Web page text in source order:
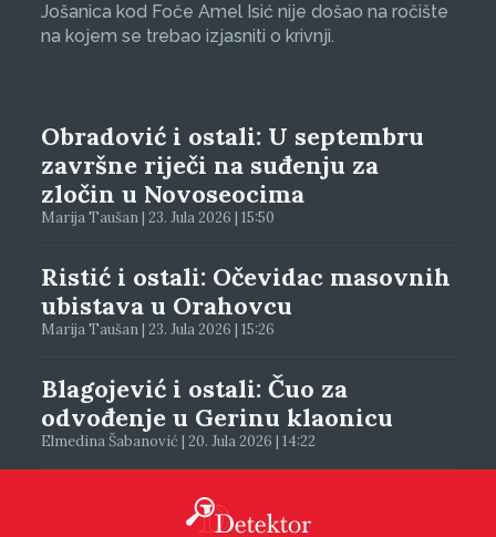
Jošanica kod Foče Amel Isić nije došao na ročište
na kojem se trebao izjasniti o krivnji.
Obradović i ostali: U septembru
završne riječi na suđenju za
zločin u Novoseocima
Marija Taušan | 23. Jula 2026 | 15:50
Ristić i ostali: Očevidac masovnih
ubistava u Orahovcu
Marija Taušan | 23. Jula 2026 | 15:26
Blagojević i ostali: Čuo za
odvođenje u Gerinu klaonicu
Elmedina Šabanović | 20. Jula 2026 | 14:22